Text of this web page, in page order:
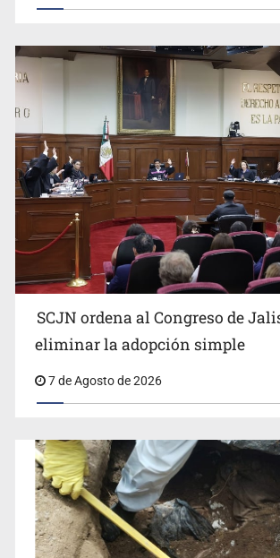
Buscan mantener tradiciones con Feria
Artesano
Fiscalía exhuma 126 cuerpos de 32 fosas
SCJN ordena al Congreso de
eliminar la adopción simple
7 de Agosto de 2026